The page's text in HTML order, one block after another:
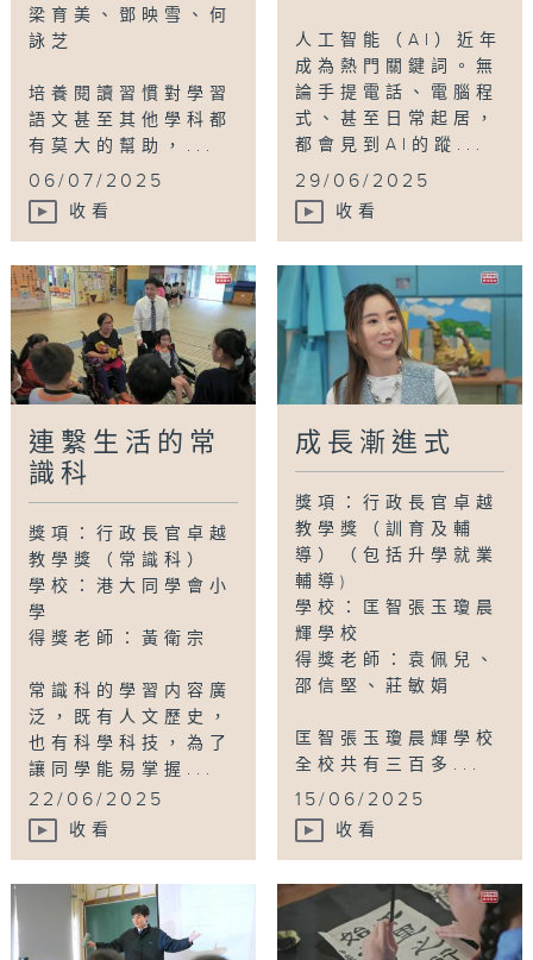
梁育美、鄧映雪、何
詠芝
培養閱讀習慣對學習
語文甚至其他學科都
有莫大的幫助，...
06/07/2025
收看
人工智能（AI）近年
成為熱門關鍵詞。無
論手提電話、電腦程
式、甚至日常起居，
都會見到AI的蹤...
29/06/2025
收看
連繫生活的常
識科
獎項：行政長官卓越
教學獎（常識科）
學校：港大同學會小
學
得獎老師：黃衛宗
常識科的學習内容廣
泛，既有人文歷史，
也有科學科技，為了
讓同學能易掌握...
22/06/2025
收看
成長漸進式
獎項：行政長官卓越
教學獎（訓育及輔
導）（包括升學就業
輔導)
學校：匡智張玉瓊晨
輝學校
得獎老師：袁佩兒、
邵信堅、莊敏娟
匡智張玉瓊晨輝學校
全校共有三百多...
15/06/2025
收看